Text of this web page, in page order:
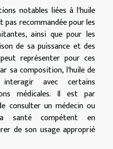
notables liées à l'huile
pas recommandée pour les
ainsi que pour les
de sa puissance et des
représenter pour ces
sa composition, l'huile de
avec certains
médicales. Il est par
consulter un médecin ou
santé compétent en
de son usage approprié